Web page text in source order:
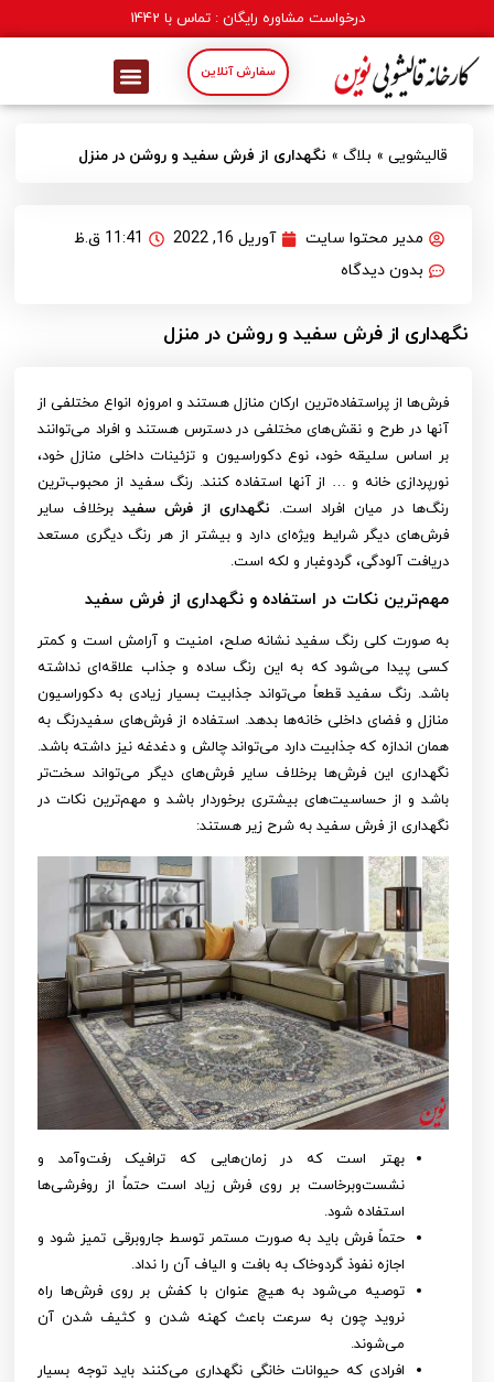
درخواست مشاوره رایگان : تماس با 1442
سفارش آنلاین
قالیشویی » بلاگ » نگهداری از فرش سفید و روشن در منزل
مدیر محتوا سایت آوریل 16, 2022
11:41 ق.ظ
بدون دیدگاه
نگهداری از فرش سفید و روشن در منزل
فرش‌ها از پراستفاده‌ترین ارکان منازل هستند و امروزه انواع مختلفی از
آنها در طرح و نقش‌های مختلفی در دسترس هستند و افراد می‌توانند
بر اساس سلیقه خود، نوع دکوراسیون و تزئینات داخلی منازل خود،
نورپردازی خانه و … از آنها استفاده کنند. رنگ سفید از محبوب‌ترین
رنگ‌ها در میان افراد است. نگهداری از فرش سفید برخلاف سایر
فرش‌های دیگر شرایط ویژه‌ای دارد و بیشتر از هر رنگ دیگری مستعد
دریافت آلودگی، گردوغبار و لکه است.
مهم‌ترین نکات در استفاده و نگهداری از فرش سفید
به صورت کلی رنگ سفید نشانه صلح، امنیت و آرامش است و کمتر
کسی پیدا می‌شود که به این رنگ ساده و جذاب علاقه‌ای نداشته
باشد. رنگ سفید قطعاً می‌تواند جذابیت بسیار زیادی به دکوراسیون
منازل و فضای داخلی خانه‌ها بدهد. استفاده از فرش‌های سفیدرنگ به
همان اندازه که جذابیت دارد می‌تواند چالش و دغدغه نیز داشته باشد.
نگهداری این فرش‌ها برخلاف سایر فرش‌های دیگر می‌تواند سخت‌تر
باشد و از حساسیت‌های بیشتری برخوردار باشد و مهم‌ترین نکات در
نگهداری از فرش سفید به شرح زیر هستند:
بهتر است که در زمان‌هایی که ترافیک رفت‌وآمد و
نشست‌وبرخاست بر روی فرش زیاد است حتماً از روفرشی‌ها
استفاده شود.
حتماً فرش باید به صورت مستمر توسط جاروبرقی تمیز شود و
اجازه نفوذ گردوخاک به بافت و الیاف آن را نداد.
توصیه می‌شود به هیچ عنوان با کفش بر روی فرش‌ها راه
نروید چون به سرعت باعث کهنه شدن و کثیف شدن آن
می‌شوند.
افرادی که حیوانات خانگی نگهداری می‌کنند باید توجه بسیار